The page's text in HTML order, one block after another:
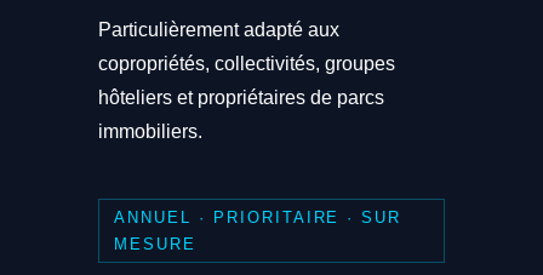
Particulièrement adapté aux
copropriétés, collectivités, groupes
hôteliers et propriétaires de parcs
immobiliers.
ANNUEL · PRIORITAIRE · SUR
MESURE